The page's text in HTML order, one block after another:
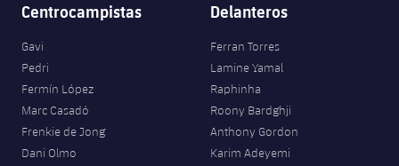
Centrocampistas
Gavi
Pedri
Fermín López
Marc Casadó
Frenkie de Jong
Dani Olmo
Delanteros
Ferran Torres
Lamine Yamal
Raphinha
Roony Bardghji
Anthony Gordon
Karim Adeyemi